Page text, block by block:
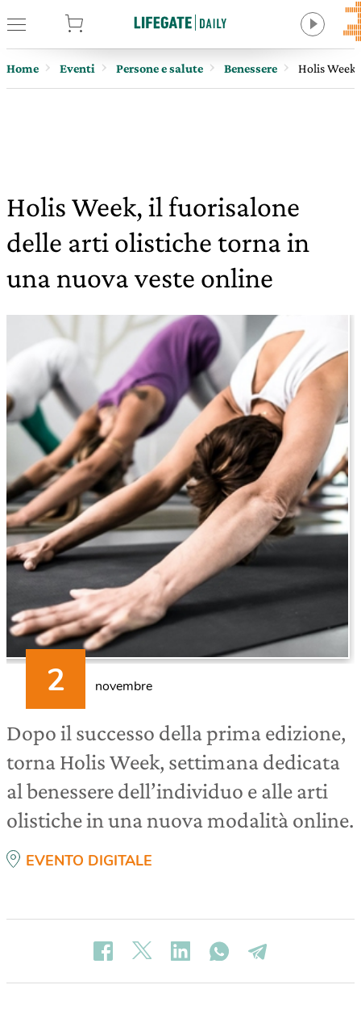
Home Eventi Persone e salute Benessere Holis
Holis Week, il fuorisalone
delle arti olistiche torna in
una nuova veste online
novembre
Dopo il successo della prima edizione,
torna Holis Week, settimana dedicata
al benessere dell’individuo e alle arti
olistiche in una nuova modalità online.
EVENTO DIGITALE